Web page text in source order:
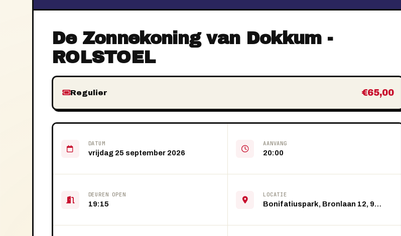
De Zonnekoning van Dokkum -
ROLSTOEL
Regulier €65,00
DATUM
vrijdag 25 september 2026
AANVANG
20:00
DEUREN OPEN
19:15
LOCATIE
Bonifatiuspark, Bronlaan 12, 9101 VS Dokkum